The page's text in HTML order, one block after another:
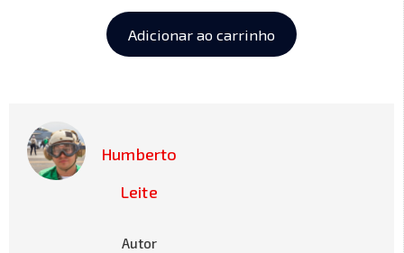
Adicionar ao carrinho
Humberto
Leite
Autor